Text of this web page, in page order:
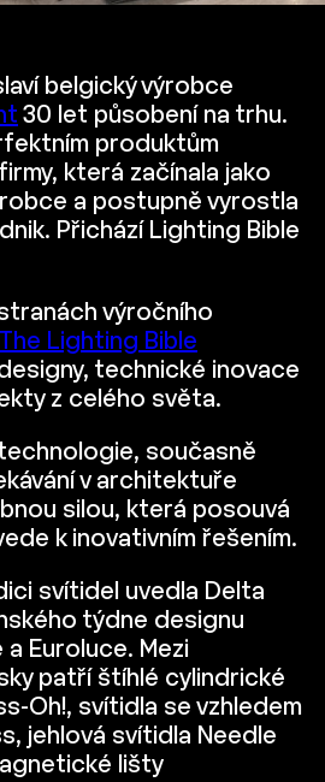
belgický výrobce
30 let působení na trhu.
produktům
která začínala jako
a postupně vyrostla
Přichází Lighting Bible
výročního
The Lighting Bible
technické inovace
z celého světa.
současně
v architektuře
silou, která posouvá
k inovativním řešením.
svítidel uvedla Delta
týdne designu
Euroluce. Mezi
patří štíhlé cylindrické
Oh!, svítidla se vzhledem
jehlová svítidla Needle
lišty